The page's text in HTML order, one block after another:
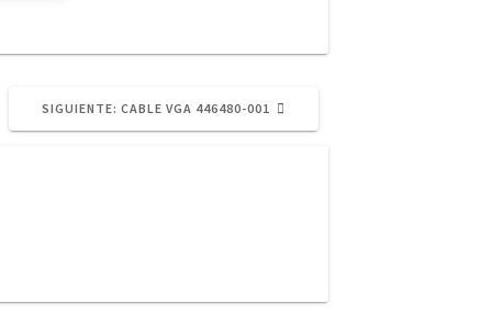
SIGUIENTE: SIGUIENTE
CABLE VGA 446480-001